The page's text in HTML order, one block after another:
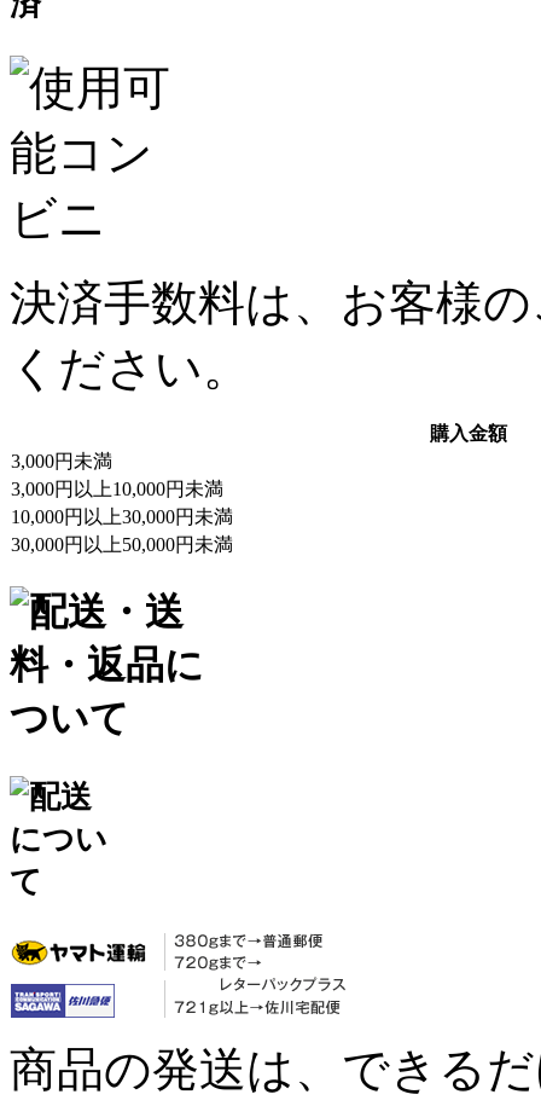
決済手数料は、お客様
ください。
購入金額
3,000円未満
3,000円以上10,000円未満
10,000円以上30,000円未満
30,000円以上50,000円未満
商品の発送は、できる